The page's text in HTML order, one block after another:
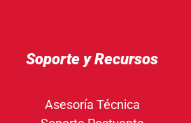
Soporte y Recursos
Asesoría Técnica